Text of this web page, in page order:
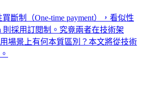
斷制（One-time payment），看似性
則採用訂閱制。究竟兩者在技術架
場景上有何本質區別？本文將從技術